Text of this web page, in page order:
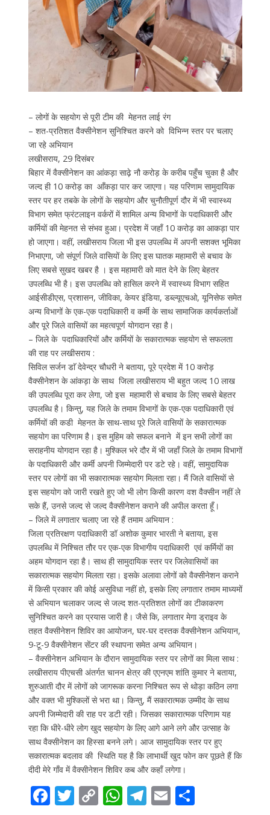
– लोगों के सहयोग से पूरी टीम की मेहनत लाई रंग
– शत-प्रतिशत वैक्सीनेशन सुनिश्चित करने को विभिन्न स्तर पर चलाए
जा रहे अभियान
लखीसराय, 29 दिसंबर
बिहार में वैक्सीनेशन का आंकड़ा साढ़े नौ करोड़ के करीब पहुँच चुका है और
जल्द ही 10 करोड़ का आँकड़ा पार कर जाएगा। यह परिणाम सामुदायिक
स्तर पर हर तबके के लोगों के सहयोग और चुनौतीपूर्ण दौर में भी स्वास्थ्य
विभाग समेत फ्रंटलाइन वर्करों में शामिल अन्य विभागों के पदाधिकारी और
कर्मियों की मेहनत से संभव हुआ। प्रदेश में जहाँ 10 करोड़ का आकड़ा पार
हो जाएगा। वहीं, लखीसराय जिला भी इस उपलब्धि में अपनी सशक्त भूमिका
निभाएगा, जो संपूर्ण जिले वासियों के लिए इस घातक महामारी से बचाव के
लिए सबसे सुखद खबर है । इस महामारी को मात देने के लिए बेहतर
उपलब्धि भी है। इस उपलब्धि को हासिल करने में स्वास्थ्य विभाग सहित
आईसीडीएस, प्रशासन, जीविका, केयर इंडिया, डब्ल्यूएचओ, यूनिसेफ समेत
अन्य विभागों के एक-एक पदाधिकारी व कर्मी के साथ सामाजिक कार्यकर्ताओं
और पूरे जिले वासियों का महत्वपूर्ण योगदान रहा है।
– जिले के पदाधिकारियों और कर्मियों के सकारात्मक सहयोग से सफलता
की राह पर लखीसराय :
सिविल सर्जन डाॅ देवेन्द्र चौधरी ने बताया, पूरे प्रदेश में 10 करोड़
वैक्सीनेशन के आंकड़ा के साथ जिला लखीसराय भी बहुत जल्द 10 लाख
की उपलब्धि पूरा कर लेगा, जो इस महामारी से बचाव के लिए सबसे बेहतर
उपलब्धि है। किन्तु, यह जिले के तमाम विभागों के एक-एक पदाधिकारी एवं
कर्मियों की कडी मेहनत के साथ-साथ पूरे जिले वासियों के सकारात्मक
सहयोग का परिणाम है। इस मुहिम को सफल बनाने में इन सभी लोगों का
सराहनीय योगदान रहा है। मुश्किल भरे दौर में भी जहाँ जिले के तमाम विभागों
के पदाधिकारी और कर्मी अपनी जिम्मेदारी पर डटे रहे। वहीं, सामुदायिक
स्तर पर लोगों का भी सकारात्मक सहयोग मिलता रहा। मैं जिले वासियों से
इस सहयोग को जारी रखते हुए जो भी लोग किसी कारण वश वैक्सीन नहीं ले
सके हैं, उनसे जल्द से जल्द वैक्सीनेशन कराने की अपील करता हूँ।
– जिले में लगातार चलाए जा रहे हैं तमाम अभियान :
जिला प्रतिरक्षण पदाधिकारी डॉ अशोक कुमार भारती ने बताया, इस
उपलब्धि में निश्चित तौर पर एक-एक विभागीय पदाधिकारी एवं कर्मियों का
अहम योगदान रहा है। साथ ही सामुदायिक स्तर पर जिलेवासियों का
सकारात्मक सहयोग मिलता रहा। इसके अलावा लोगों को वैक्सीनेशन कराने
में किसी प्रकार की कोई असुविधा नहीं हो, इसके लिए लगातार तमाम माध्यमों
से अभियान चलाकर जल्द से जल्द शत-प्रतिशत लोगों का टीकाकरण
सुनिश्चित करने का प्रयास जारी है। जैसे कि, लगातार मेगा ड्राइव के
तहत वैक्सीनेशन शिविर का आयोजन, घर-घर दस्तक वैक्सीनेशन अभियान,
9-टू-9 वैक्सीनेशन सेंटर की स्थापना समेत अन्य अभियान।
– वैक्सीनेशन अभियान के दौरान सामुदायिक स्तर पर लोगों का मिला साथ :
लखीसराय पीएचसी अंतर्गत चानन क्षेत्र की एएनएम शांति कुमार ने बताया,
शुरुआती दौर में लोगों को जागरूक करना निश्चित रूप से थोड़ा कठिन लगा
और वक्त भी मुश्किलों से भरा था। किन्तु, मैं सकारात्मक उम्मीद के साथ
अपनी जिम्मेदारी की राह पर डटी रही। जिसका सकारात्मक परिणाम यह
रहा कि धीरे-धीरे लोग खुद सहयोग के लिए आगे आने लगे और उत्साह के
साथ वैक्सीनेशन का हिस्सा बनने लगे। आज सामुदायिक स्तर पर हुए
सकारात्मक बदलाव की स्थिति यह है कि लाभार्थी खुद फोन कर पूछते हैं कि
दीदी मेरे गाँव में वैक्सीनेशन शिविर कब और कहाँ लगेगा।
F T C W T E S